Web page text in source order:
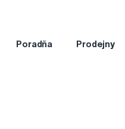
Poradňa Prodejny